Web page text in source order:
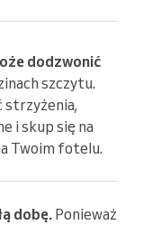
dodzwonić
szczytu.
strzyżenia,
i skup się na
Twoim fotelu.
dobę.Ponieważ